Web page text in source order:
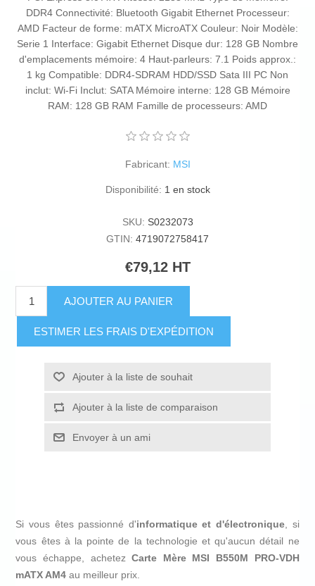
DDR4 Connectivité: Bluetooth Gigabit Ethernet Processeur:
AMD Facteur de forme: mATX MicroATX Couleur: Noir Modèle:
Serie 1 Interface: Gigabit Ethernet Disque dur: 128 GB Nombre
d'emplacements mémoire: 4 Haut-parleurs: 7.1 Poids approx.:
1 kg Compatible: DDR4-SDRAM HDD/SSD Sata III PC Non
inclut: Wi-Fi Inclut: SATA Mémoire interne: 128 GB Mémoire
RAM: 128 GB RAM Famille de processeurs: AMD
Fabricant: MSI
Disponibilité: 1 en stock
SKU: S0232073
GTIN: 4719072758417
€79,12 HT
AJOUTER AU PANIER
ESTIMER LES FRAIS D'EXPÉDITION
Ajouter à la liste de souhait
Ajouter à la liste de comparaison
Envoyer à un ami
Si vous êtes passionné d'informatique et d'électronique, si
vous êtes à la pointe de la technologie et qu'aucun détail ne
vous échappe, achetezCarte Mère MSI B550M PRO-VDH
mATX AM4 au meilleur prix.